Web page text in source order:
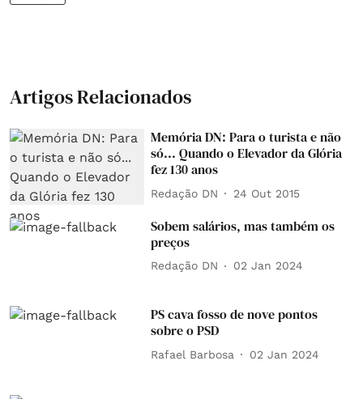
Artigos Relacionados
Memória DN: Para o turista e não
só... Quando o Elevador da Glória
fez 130 anos
Redação DN 24 Out 2015
Sobem salários, mas também os
preços
Redação DN 02 Jan 2024
PS cava fosso de nove pontos
sobre o PSD
Rafael Barbosa 02 Jan 2024